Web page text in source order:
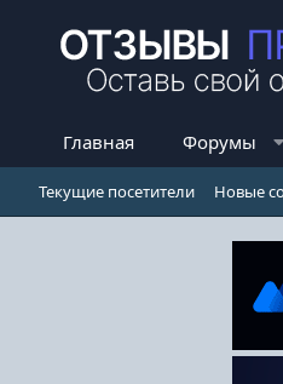
Главная Форумы
Текущие посетители Новые